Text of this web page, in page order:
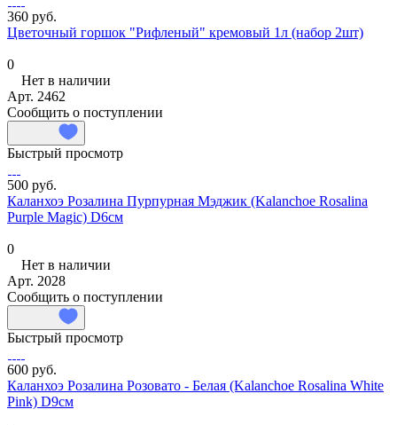
360 руб.
Цветочный горшок "Рифленый" кремовый 1л (набор 2шт)
0
Нет в наличии
Арт. 2462
Сообщить о поступлении
Быстрый просмотр
500 руб.
Каланхоэ Розалина Пурпурная Мэджик (Kalanchoe Rosalina
Purple Magic) D6см
0
Нет в наличии
Арт. 2028
Сообщить о поступлении
Быстрый просмотр
600 руб.
Каланхоэ Розалина Розовато - Белая (Kalanchoe Rosalina White
Pink) D9см